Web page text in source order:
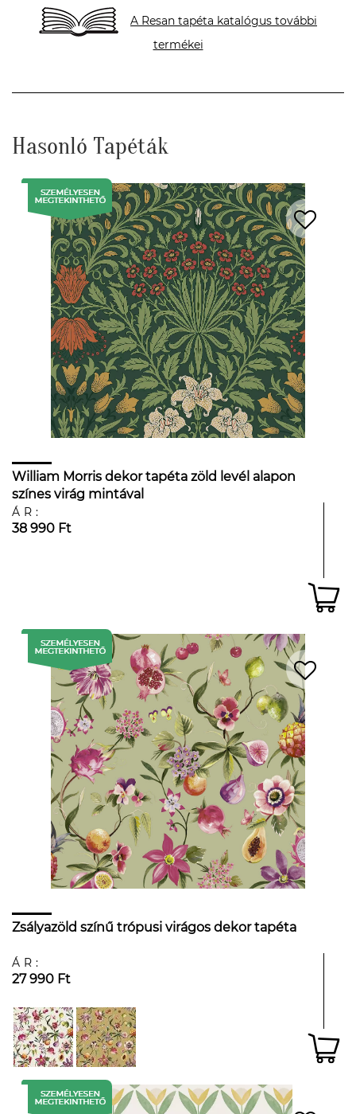
A Resan tapéta katalógus további
termékei
Hasonló Tapéták
William Morris dekor tapéta zöld levél alapon
színes virág mintával
ÁR:
38 990 Ft
Zsályazöld színű trópusi virágos dekor tapéta
ÁR:
27 990 Ft